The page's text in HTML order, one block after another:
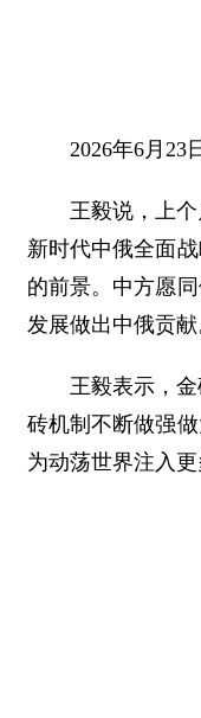
2026年6月23
王毅说，上
新时代中俄全面
的前景。中方愿
发展做出中俄贡献
王毅表示，
砖机制不断做强
为动荡世界注入更